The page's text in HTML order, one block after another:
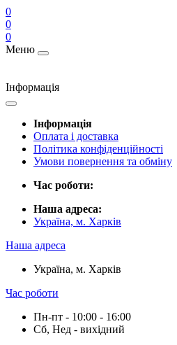
0
0
0
Меню
Інформація
Інформація
Оплата і доставка
Політика конфіденційності
Умови повернення та обміну
Час роботи:
Наша адреса:
Україна, м. Харків
Наша адреса
Україна, м. Харків
Час роботи
Пн-пт - 10:00 - 16:00
Сб, Нед - вихідний